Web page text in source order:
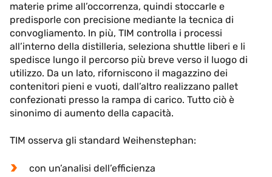
materie prime all’occorrenza, quindi stoccarle e
predisporle con precisione mediante la tecnica di
convogliamento. In più, TIM controlla i processi
all’interno della distilleria, seleziona shuttle liberi e li
spedisce lungo il percorso più breve verso il luogo di
utilizzo. Da un lato, riforniscono il magazzino dei
contenitori pieni e vuoti, dall’altro realizzano pallet
confezionati presso la rampa di carico. Tutto ciò è
sinonimo di aumento della capacità.
TIM osserva gli standard Weihenstephan:
con un’analisi dell’efficienza